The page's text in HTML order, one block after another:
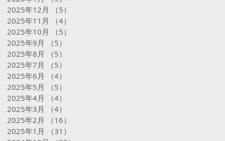
2025年12月
（5）
2025年11月
（4）
2025年10月
（5）
2025年9月
（5）
2025年8月
（5）
2025年7月
（5）
2025年6月
（4）
2025年5月
（5）
2025年4月
（4）
2025年3月
（4）
2025年2月
（16）
2025年1月
（31）